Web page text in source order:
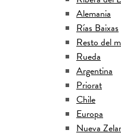
Alemania
Rías Baixas
Resto del
Rueda
Argentina
Priorat
Chile
Europa
Nueva